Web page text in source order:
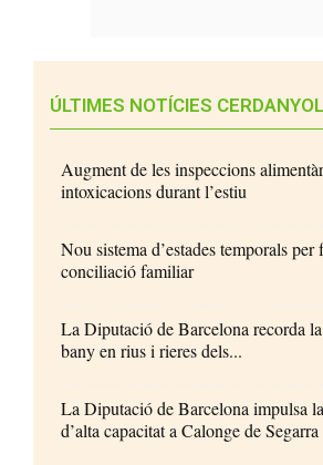
ÚLTIMES NOTÍCIES
Augment de les inspeccions
intoxicacions durant l’estiu
Nou sistema d’estades temporals per
conciliació familiar
La Diputació de Barcelona recorda
bany en rius i rieres dels...
La Diputació de Barcelona impulsa
d’alta capacitat a Calonge de Segarra